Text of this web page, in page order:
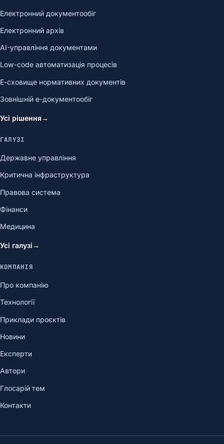
Електронний документообіг
Електронний архів
AI-управління документами
Low-code автоматизація процесів
Е-сховище нормативних документів
Зовнішній е-документообіг
Усі рішення→
ГАЛУЗІ
Державне управління
Критична інфраструктура
Правова система
Фінанси
Медицина
Усі галузі→
КОМПАНІЯ
Про компанію
Технології
Приклади проєктів
Новини
Експерти
Автори
Глосарій тем
Контакти